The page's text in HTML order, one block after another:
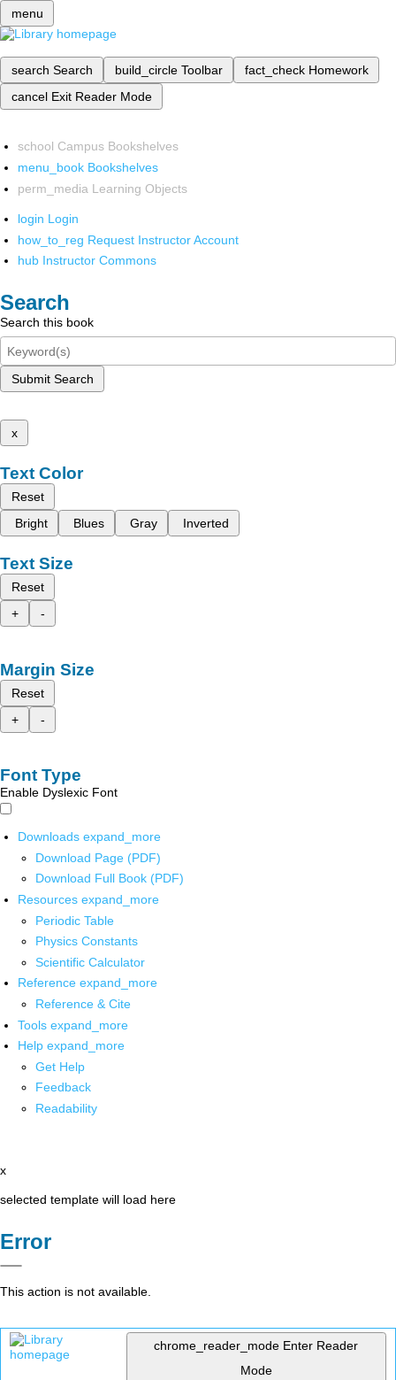
menu
search Search build_circle Toolbar fact_check Homework
cancel Exit Reader Mode
school Campus Bookshelves
menu_book Bookshelves
perm_media Learning Objects
login Login
how_to_reg Request Instructor Account
hub Instructor Commons
Search
Search this book
Submit Search
x
Text Color
Reset
Bright
Blues Gray Inverted
Text Size
Reset
+
-
Margin Size
Reset
+
-
Font Type
Enable Dyslexic Font
Downloads expand_more
Download Page (PDF)
Download Full Book (PDF)
Resources expand_more
Periodic Table
Physics Constants
Scientific Calculator
Reference expand_more
Reference & Cite
Tools expand_more
Help expand_more
Get Help
Feedback
Readability
x
selected template will load here
Error
This action is not available.
chrome_reader_mode Enter Reader
Mode